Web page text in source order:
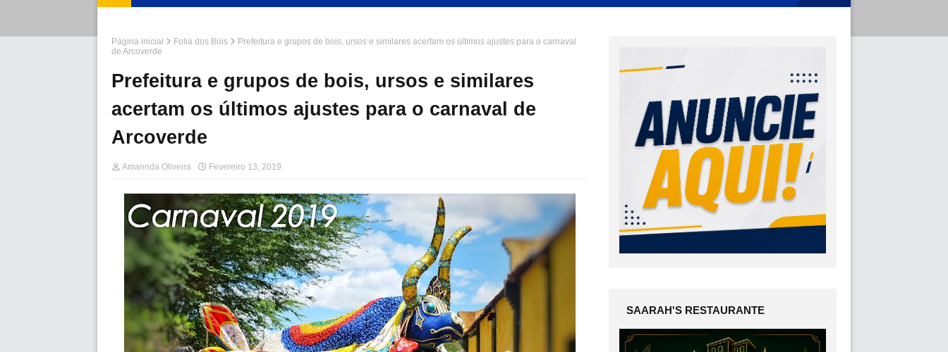
Página inicial Folia dos Bois
Prefeitura e grupos de bois, ursos e similares acertam os últimos ajustes para o carnaval
de Arcoverde
Prefeitura e grupos de bois, ursos e similares
acertam os últimos ajustes para o carnaval de
Arcoverde
Amannda Oliveira Fevereiro 13, 2019
SAARAH'S RESTAURANTE